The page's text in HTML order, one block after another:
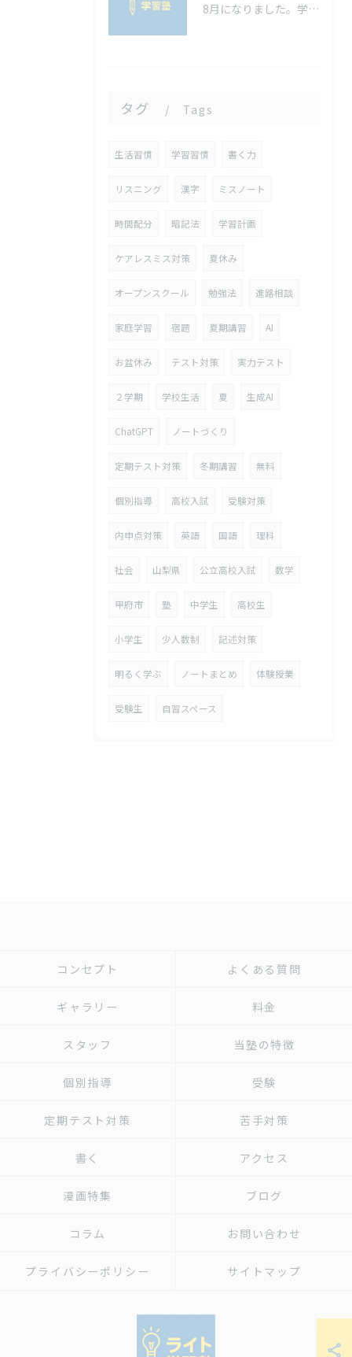
8月になりました。学校の宿題は進んでいますか？宿題を進めるコツ
タグ Tags
生活習慣 学習習慣 書く力
リスニング 漢字 ミスノート
時間配分 暗記法 学習計画
ケアレスミス対策 夏休み
オープンスクール 勉強法 進路相談
家庭学習 宿題 夏期講習 AI
お盆休み テスト対策 実力テスト
２学期 学校生活 夏 生成AI
ChatGPT ノートづくり
定期テスト対策 冬期講習 無料
個別指導 高校入試 受験対策
内申点対策 英語 国語 理科
社会 山梨県 公立高校入試 数学
甲府市 塾 中学生 高校生
小学生 少人数制 記述対策
明るく学ぶ ノートまとめ 体験授業
受験生 自習スペース
コンセプト よくある質問
ギャラリー 料金
スタッフ 当塾の特徴
個別指導 受験
定期テスト対策 苦手対策
書く アクセス
漫画特集 ブログ
コラム お問い合わせ
プライバシーポリシー サイトマップ